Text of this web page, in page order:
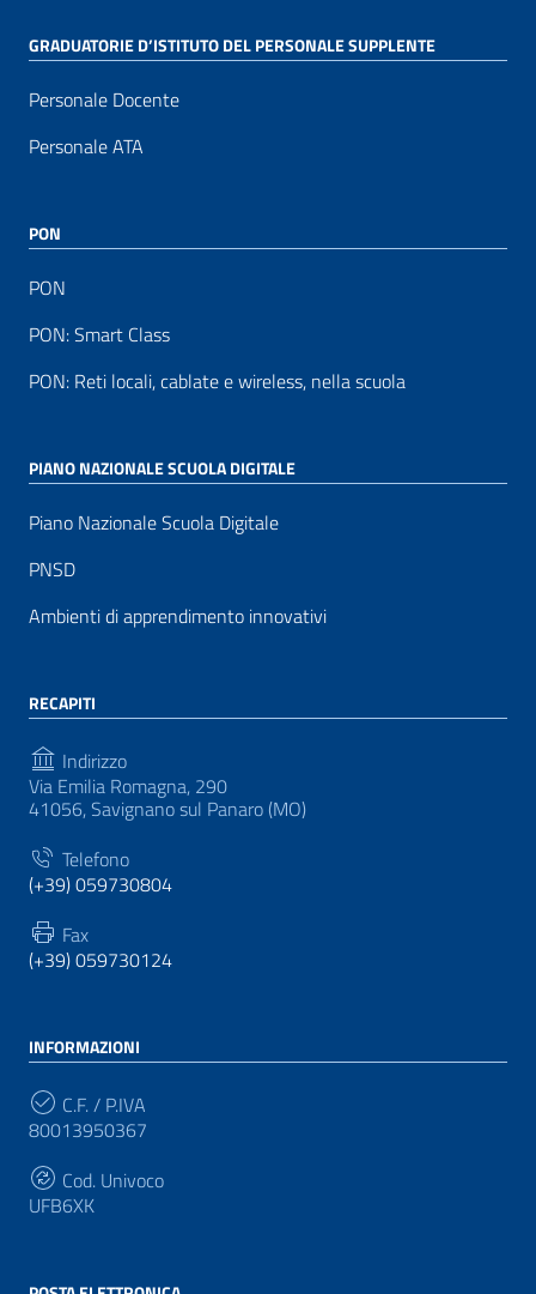
GRADUATORIE D’ISTITUTO DEL PERSONALE SUPPLENTE
Personale Docente
Personale ATA
PON
PON
PON: Smart Class
PON: Reti locali, cablate e wireless, nella scuola
PIANO NAZIONALE SCUOLA DIGITALE
Piano Nazionale Scuola Digitale
PNSD
Ambienti di apprendimento innovativi
RECAPITI
Indirizzo
Via Emilia Romagna, 290
41056, Savignano sul Panaro (MO)
Telefono
(+39) 059730804
Fax
(+39) 059730124
INFORMAZIONI
C.F. / P.IVA
80013950367
Cod. Univoco
UFB6XK